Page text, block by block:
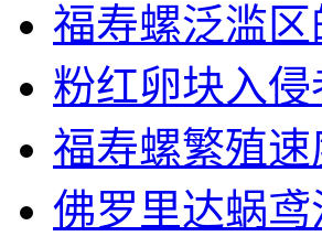
福寿螺泛滥
粉红卵块入
福寿螺繁殖
佛罗里达蜗